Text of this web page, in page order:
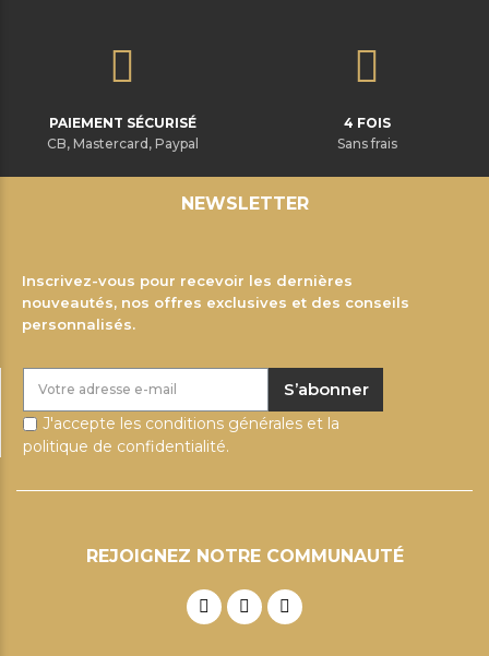
PAIEMENT SÉCURISÉ
CB, Mastercard, Paypal
4 FOIS
Sans frais
NEWSLETTER
Inscrivez-vous pour recevoir les dernières
nouveautés, nos offres exclusives et des conseils
personnalisés.
S’abonner
J'accepte les conditions générales et la
politique de confidentialité.
REJOIGNEZ NOTRE COMMUNAUTÉ